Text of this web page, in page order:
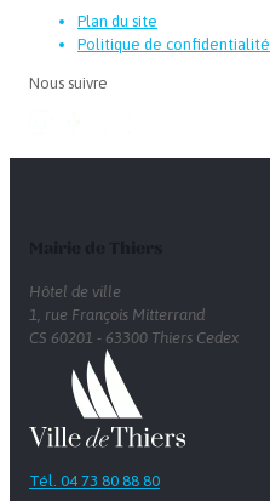
Plan du site
Politique de confidentialité
Nous suivre
Hôtel de ville
1, rue François Mitterrand
CS 60201 - 63300 Thiers Cedex
Tél. 04 73 80 88 80